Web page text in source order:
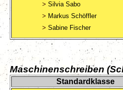
> Silvia Sabo
> Markus Schöffler
> Sabine Fischer
Maschinenschreiben
Standardklasse